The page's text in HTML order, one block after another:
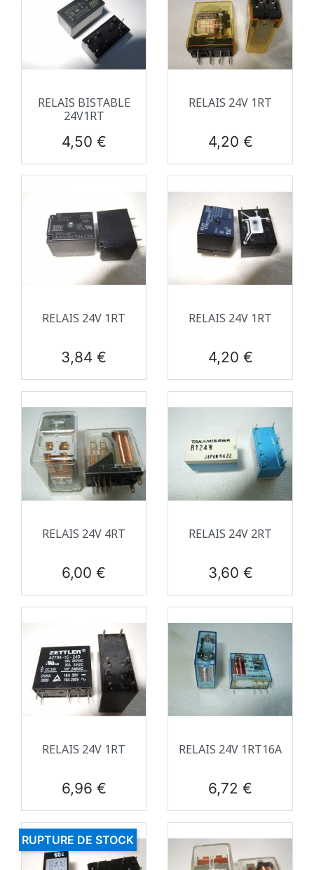
RELAIS BISTABLE
24V1RT
Prix
4,50 €
RELAIS 24V 1RT
Prix
4,20 €
RELAIS 24V 1RT
Prix
3,84 €
RELAIS 24V 1RT
Prix
4,20 €
RELAIS 24V 4RT
Prix
6,00 €
RELAIS 24V 2RT
Prix
3,60 €
RELAIS 24V 1RT
Prix
6,96 €
RELAIS 24V 1RT16A
Prix
6,72 €
RUPTURE DE STOCK